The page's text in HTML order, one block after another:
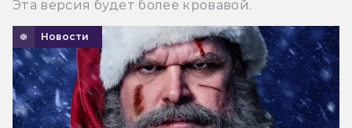
Эта версия будет более кровавой.
Новости